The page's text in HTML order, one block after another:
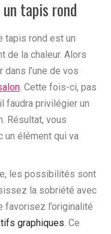
tapis rond
tapis rond est un
de la chaleur. Alors
dans l’une de vos
. Cette fois-ci, pas
faudra privilégier un
Résultat, vous
un élément qui va
les possibilités sont
la sobriété avec
favorisez l’originalité
graphiques. Ce